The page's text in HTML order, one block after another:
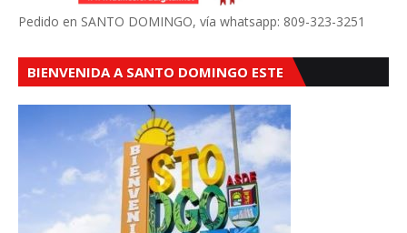
Pedido en SANTO DOMINGO, vía whatsapp: 809-323-3251
BIENVENIDA A SANTO DOMINGO ESTE